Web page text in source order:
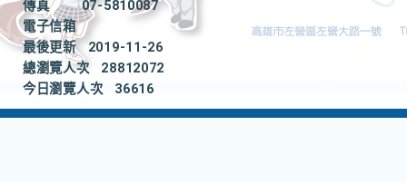
傳真
07-5810087
電子信箱
最後更新
2019-11-26
總瀏覽人次
28812072
今日瀏覽人次
36616